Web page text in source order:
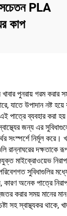
সচেতন PLA
কাপ
পুনরায় গরম
যাতে উপাদান নষ্ট
ব্যবহার করা
জন্য এর
সংস্পর্শে নির্মূল
রান্নাঘরের
মাইক্রোওয়েভ
সুবিধাগুলির
অনেক পাত্রে
করার সময় মানের
সহ স্বাস্থ্যকর থাকে,